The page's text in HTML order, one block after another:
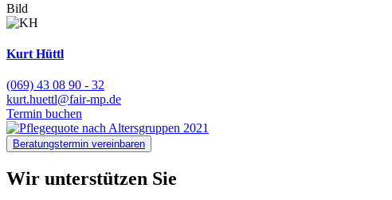
Bild
Kurt Hüttl
(069) 43 08 90 - 32
kurt.huettl@fair-mp.de
Termin buchen
Beratungstermin vereinbaren
Wir unterstützen Sie